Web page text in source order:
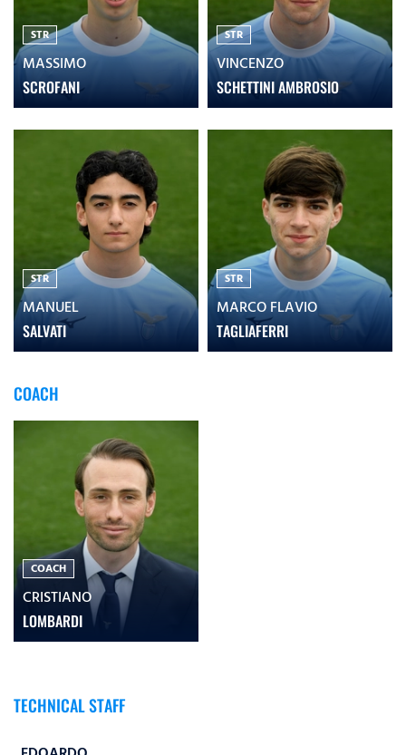
STR
MASSIMO
SCROFANI
STR
VINCENZO
SCHETTINI AMBROSIO
STR
MANUEL
SALVATI
STR
MARCO FLAVIO
TAGLIAFERRI
COACH
COACH
CRISTIANO
LOMBARDI
TECHNICAL STAFF